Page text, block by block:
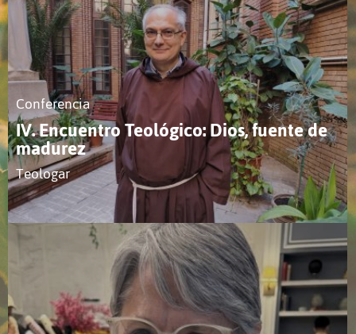
Conferencia
IV. Encuentro Teológico: Dios, fuente de
madurez
Teologar